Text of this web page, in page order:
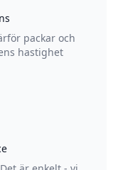
packar och
hastighet